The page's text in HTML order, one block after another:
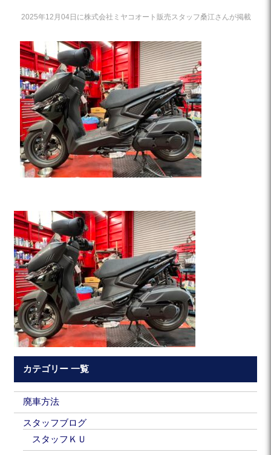
2025年12月04日に株式会社ミヤコオート販売スタッフ桑江さんが掲載
カテゴリー 一覧
廃車方法
スタッフブログ
スタッフＫＵ